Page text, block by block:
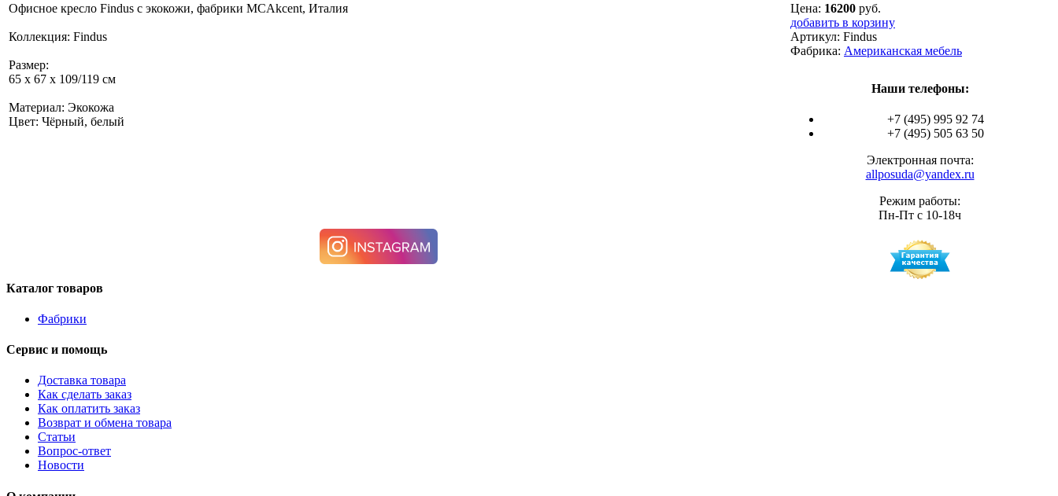
Офисное кресло Findus с экокожи, фабрики MCAkcent, Италия
Коллекция: Findus
Размер:
65 х 67 х 109/119 см
Материал: Экокожа
Цвет: Чёрный, белый
Цена: 16200 руб.
добавить в корзину
Артикул: Findus
Фабрика: Американская мебель
Наши телефоны:
+7 (495) 995 92 74
+7 (495) 505 63 50
Электронная почта:
allposuda@yandex.ru
Режим работы:
Пн-Пт с 10-18ч
Каталог товаров
Фабрики
Сервис и помощь
Доставка товара
Как сделать заказ
Как оплатить заказ
Возврат и обмена товара
Статьи
Вопрос-ответ
Новости